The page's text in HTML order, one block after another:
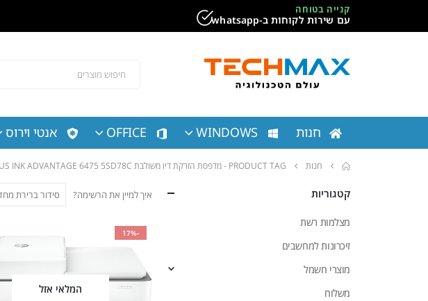
קנייה בטוחה
עם שירות לקוחות ב-whatsapp
חנות WINDOWS
OFFICE אנטי וירוס
חנות PRODUCT TAG - מדפסת ‏הזרקת דיו ‏משולבת HP DESKJET PLUS INK ADVANTAGE 6475 5SD78C
איך למיין את הרשימה?
-17%
המלאי אזל
קטגוריות
מצלמות רשת
זיכרונות למחשבים
מוצרי חשמל
משלוח